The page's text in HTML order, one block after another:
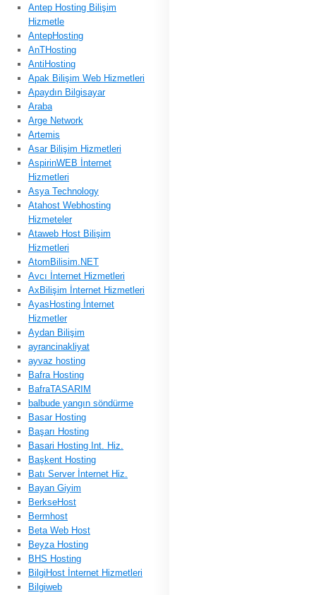
Antep Hosting Bilişim
Hizmetle
AntepHosting
AnTHosting
AntiHosting
Apak Bilişim Web Hizmetleri
Apaydın Bilgisayar
Araba
Arge Network
Artemis
Asar Bilişim Hizmetleri
AspirinWEB İnternet
Hizmetleri
Asya Technology
Atahost Webhosting
Hizmeteler
Ataweb Host Bilişim
Hizmetleri
AtomBilisim.NET
Avcı İnternet Hizmetleri
AxBilişim İnternet Hizmetleri
AyasHosting İnternet
Hizmetler
Aydan Bilişim
ayrancinakliyat
ayvaz hosting
Bafra Hosting
BafraTASARIM
balbude yangın söndürme
Basar Hosting
Başarı Hosting
Basari Hosting Int. Hiz.
Başkent Hosting
Batı Server İnternet Hiz.
Bayan Giyim
BerkseHost
Bermhost
Beta Web Host
Beyza Hosting
BHS Hosting
BilgiHost İnternet Hizmetleri
Bilgiweb